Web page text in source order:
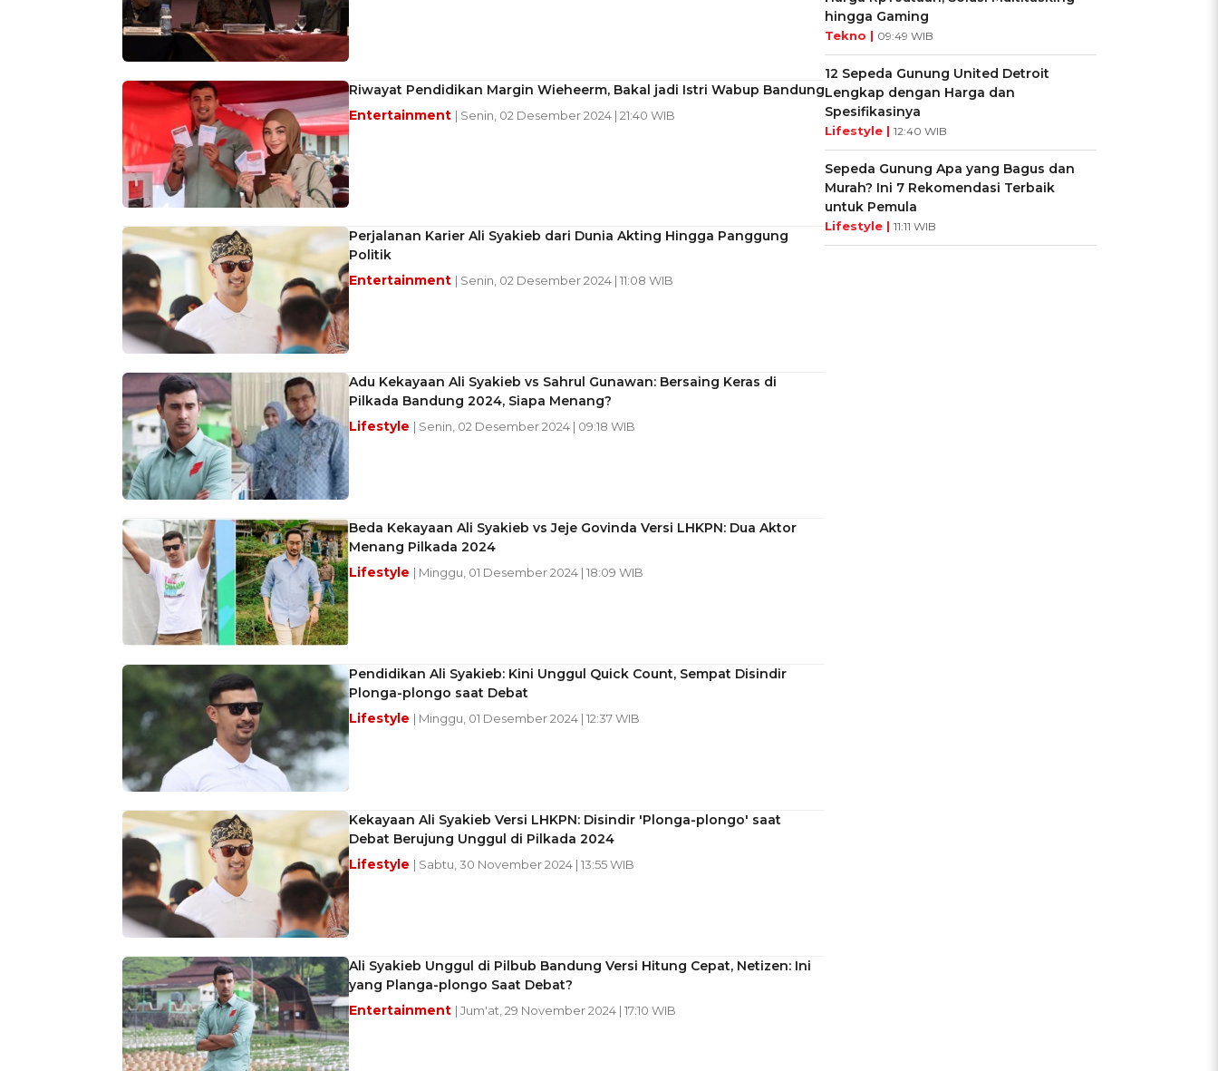
Riwayat Pendidikan Margin Wieheerm, Bakal jadi Istri Wabup Bandung
Entertainment | Senin, 02 Desember 2024 | 21:40 WIB
Perjalanan Karier Ali Syakieb dari Dunia Akting Hingga Panggung
Politik
Entertainment | Senin, 02 Desember 2024 | 11:08 WIB
Adu Kekayaan Ali Syakieb vs Sahrul Gunawan: Bersaing Keras di
Pilkada Bandung 2024, Siapa Menang?
Lifestyle | Senin, 02 Desember 2024 | 09:18 WIB
Beda Kekayaan Ali Syakieb vs Jeje Govinda Versi LHKPN: Dua Aktor
Menang Pilkada 2024
Lifestyle | Minggu, 01 Desember 2024 | 18:09 WIB
Pendidikan Ali Syakieb: Kini Unggul Quick Count, Sempat Disindir
Plonga-plongo saat Debat
Lifestyle | Minggu, 01 Desember 2024 | 12:37 WIB
Kekayaan Ali Syakieb Versi LHKPN: Disindir 'Plonga-plongo' saat
Debat Berujung Unggul di Pilkada 2024
Lifestyle | Sabtu, 30 November 2024 | 13:55 WIB
Ali Syakieb Unggul di Pilbub Bandung Versi Hitung Cepat, Netizen: Ini
yang Planga-plongo Saat Debat?
Entertainment | Jum'at, 29 November 2024 | 17:10 WIB
hingga Gaming
Tekno | 09:49 WIB
12 Sepeda Gunung United Detroit
Lengkap dengan Harga dan
Spesifikasinya
Lifestyle | 12:40 WIB
Sepeda Gunung Apa yang Bagus dan
Murah? Ini 7 Rekomendasi Terbaik
untuk Pemula
Lifestyle | 11:11 WIB